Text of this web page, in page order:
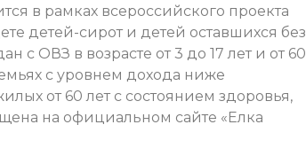
в рамках всероссийского проекта
детей-сирот и детей оставшихся без
с ОВЗ в возрасте от 3 до 17 лет и от 60
с уровнем дохода ниже
от 60 лет с состоянием здоровья,
на официальном сайте «Елка